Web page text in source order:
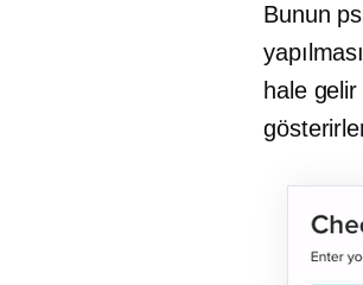
Bunun
hale gelir